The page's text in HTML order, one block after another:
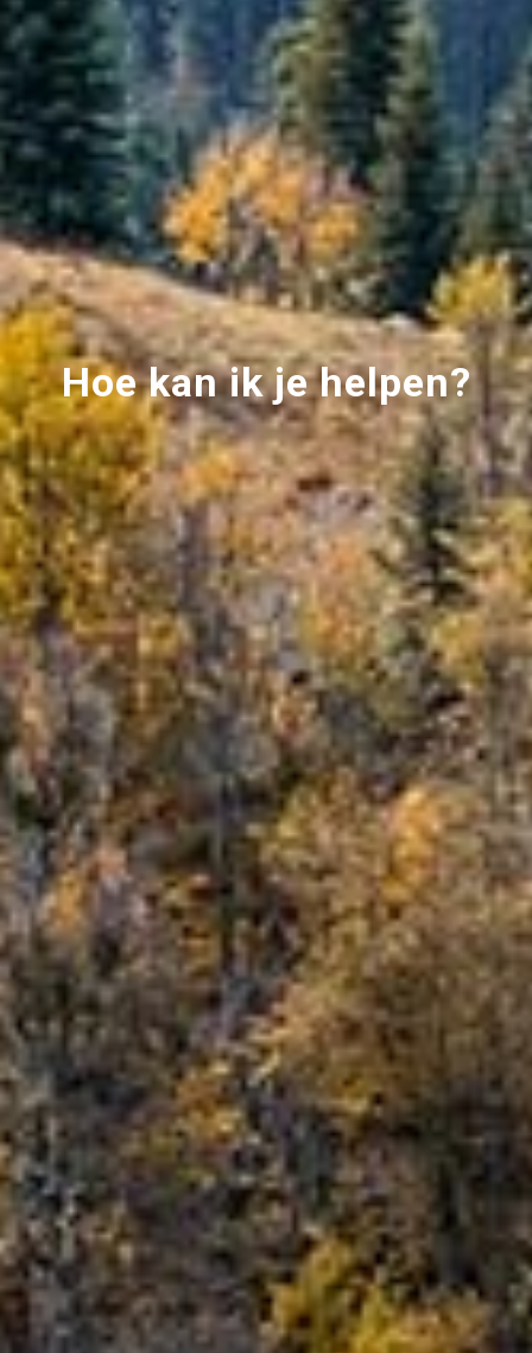
Hoe kan ik je helpen?